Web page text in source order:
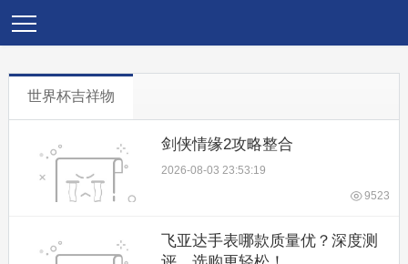
世界杯吉祥物
剑侠情缘2攻略整合
2026-08-03 23:53:19
9523
飞亚达手表哪款质量优？深度测